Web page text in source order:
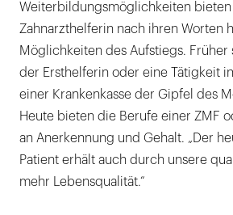
Weiterbildungsmöglichkeiten
Zahnarzthelferin nach ihren Worten
Möglichkeiten des Aufstiegs. Früher
der Ersthelferin oder eine Tätigkeit
einer Krankenkasse der Gipfel des
Heute bieten die Berufe einer ZMF
an Anerkennung und Gehalt. „Der
Patient erhält auch durch unsere
mehr Lebensqualität.“